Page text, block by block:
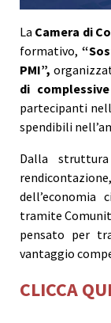
La Camera di
formativo,
PMI”,
di
partecipanti
spendibili
Dalla
dell’economia
tramite
pensato per
vantaggio
CLICCA